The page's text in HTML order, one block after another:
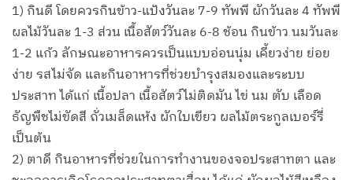
1) กินดี โดยควรกินข้าว-แป้งวันละ 7-9 ทัพพี ผักวันละ 4 ทัพพี
ผลไม้วันละ 1-3 ส่วน เนื้อสัตว์วันละ 6-8 ช้อน กินข้าว นมวันละ
1-2 แก้ว ลักษณะอาหารควรเป็นแบบอ่อนนุ่ม เคี้ยวง่าย ย่อย
ง่าย รสไม่จัด และกินอาหารที่ช่วยบำรุงสมองและระบบ
ประสาท ได้แก่ เนื้อปลา เนื้อสัตว์ไม่ติดมัน ไข่ นม ตับ เลือด
ธัญพืชไม่ขัดสี ถั่วเมล็ดแห้ง ผักใบเขียว ผลไม้ตระกูลเบอร์รี่
เป็นต้น
2) ตาดี กินอาหารที่ช่วยในการทำงานของจอประสาทตา และ